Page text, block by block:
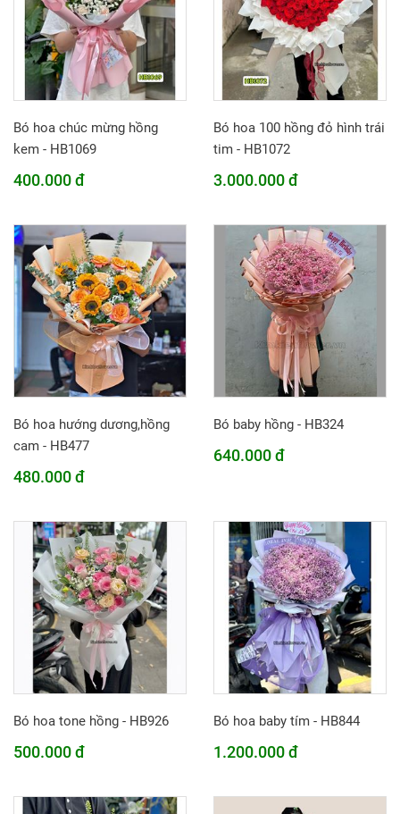
Bó hoa chúc mừng hồng
kem - HB1069
400.000 đ
Bó hoa 100 hồng đỏ hình trái
tim - HB1072
3.000.000 đ
Bó hoa hướng dương,hồng
cam - HB477
480.000 đ
Bó baby hồng - HB324
640.000 đ
Bó hoa tone hồng - HB926
500.000 đ
Bó hoa baby tím - HB844
1.200.000 đ